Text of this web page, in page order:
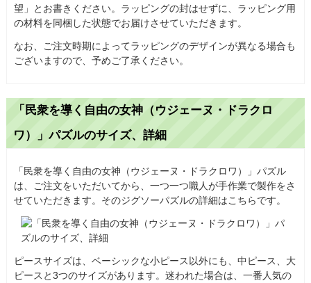
望」とお書きください。ラッピングの封はせずに、ラッピング用
の材料を同梱した状態でお届けさせていただきます。
なお、ご注文時期によってラッピングのデザインが異なる場合も
ございますので、予めご了承ください。
「民衆を導く自由の女神（ウジェーヌ・ドラクロ
ワ）」パズルのサイズ、詳細
「民衆を導く自由の女神（ウジェーヌ・ドラクロワ）」パズル
は、ご注文をいただいてから、一つ一つ職人が手作業で製作をさ
せていただきます。そのジグソーパズルの詳細はこちらです。
ピースサイズは、ベーシックな小ピース以外にも、中ピース、大
ピースと3つのサイズがあります。迷われた場合は、一番人気の